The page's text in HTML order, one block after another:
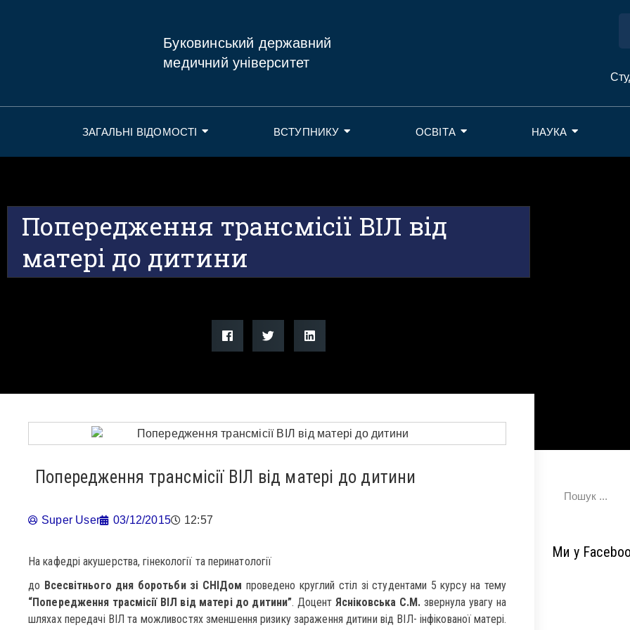
Буковинський державний
медичний університет
ЗАГАЛЬНІ ВІДОМОСТІ ВСТУПНИКУ ОСВІТА НАУКА
Попередження трансмісії ВІЛ від
матері до дитини
Попередження трансмісії ВІЛ від матері до дитини
Super User 03/12/2015 12:57
На кафедрі акушерства, гінекології та перинатології
до Всесвітнього дня боротьби зі СНІДом проведено круглий стіл зі студентами 5 курсу на тему
“Попередження трасмісії ВІЛ від матері до дитини”. Доцент Ясніковська С.М. звернула увагу на
шляхах передачі ВІЛ та можливостях зменшення ризику зараження дитини від ВІЛ- інфікованої матері.
Ми у